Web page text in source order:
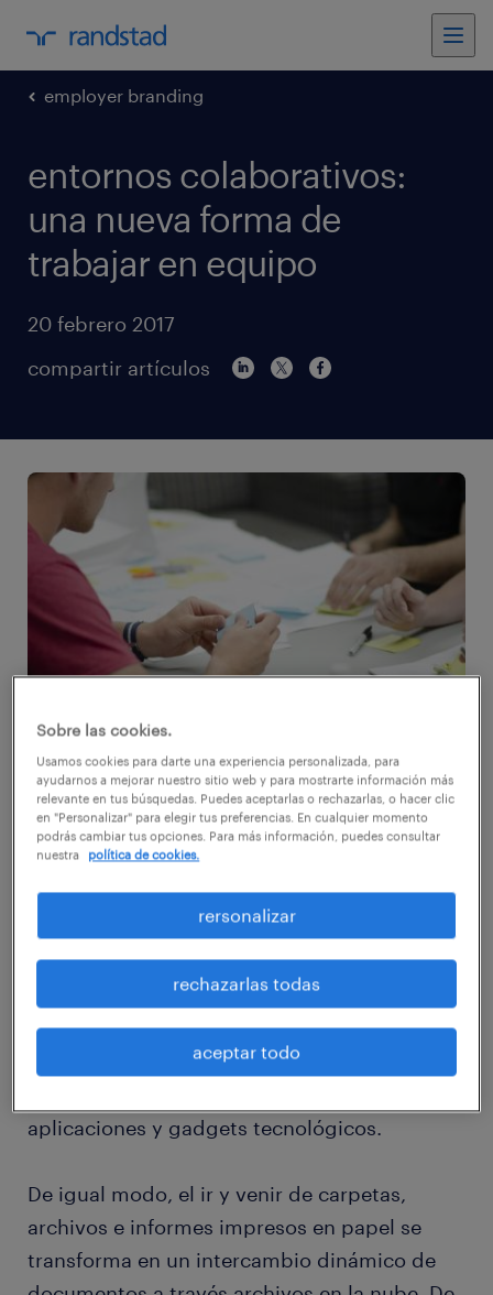
employer branding
entornos colaborativos:
una nueva forma de
trabajar en equipo
20 febrero 2017
compartir artículos
Cada vez son más las empresas que
fomentan los entornos colaborativos para
mejorar la productividad y el trabajo en
equipo. ¿De qué se trata esto? Dejar de lado,
paso a paso, elementos clásicos del entorno
de la oficina tal como la conocemos. ¿Un
ejemplo? Las mismísimas reuniones, que en
un entorno colaborativo, dejan de ser
necesariamente presenciales para convertirse
aplicaciones y gadgets tecnológicos.
De igual modo, el ir y venir de carpetas,
archivos e informes impresos en papel se
transforma en un intercambio dinámico de
Sobre las cookies.
Usamos cookies para darte una experiencia personalizada, para
ayudarnos a mejorar nuestro sitio web y para mostrarte información más
relevante en tus búsquedas. Puedes aceptarlas o rechazarlas, o hacer clic
en "Personalizar" para elegir tus preferencias. En cualquier momento
podrás cambiar tus opciones. Para más información, puedes consultar
nuestra
política de cookies.
rersonalizar
rechazarlas todas
aceptar todo